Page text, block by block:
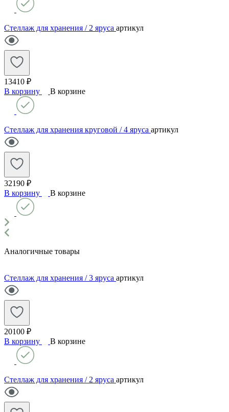
Стеллаж для хранения / 2 яруса артикул
13410 ₽
В корзину
В корзине
Стеллаж для хранения круговой / 4 яруса артикул
32190 ₽
В корзину
В корзине
Аналогичные товары
Стеллаж для хранения / 3 яруса артикул
20100 ₽
В корзину
В корзине
Стеллаж для хранения / 2 яруса артикул